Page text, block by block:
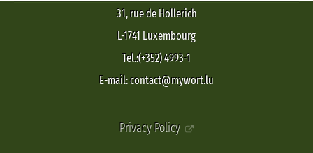
31, rue de Hollerich
L-1741 Luxembourg
Tel.:(+352) 4993-1
E-mail: contact@mywort.lu
Privacy Policy